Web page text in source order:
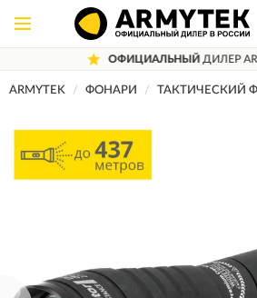
ДИЛЕР ARMYTEK
ARMYTEK ФОНАРИ ТАКТИЧЕСКИЙ